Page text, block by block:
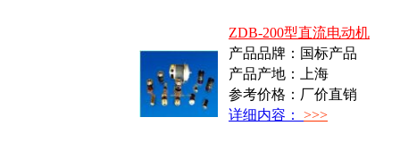
ZDB-200型直流电动机
产品品牌：国标产品
产品产地：上海
参考价格：厂价直销
详细内容： >>>